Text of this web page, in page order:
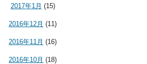
2017年1月 (15)
2016年12月 (11)
2016年11月 (16)
2016年10月 (18)